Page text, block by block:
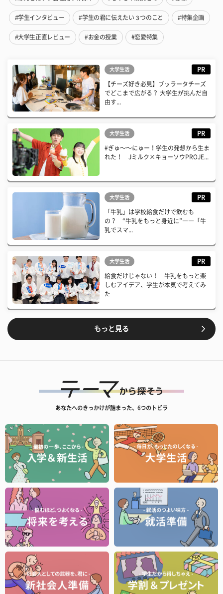
#学生インタビュー #学生の君に伝えたい３つのこと #特集企画
#大学生正直レビュー #お金の授業 #恋愛特集
大学生活 PR
【チーズ好き必見】ブッラータチーズ
でどこまで広がる？ 大学生が挑んだ自
由す...
大学生活 PR
#ぎゅ〜〜にゅー！学生の発想から生ま
れた！ Jミルク×キョーソウPROJE...
大学生活 PR
「牛乳」は学校給食だけで飲むも
の？ “牛乳をもっと身近に”――「牛
乳でスマ...
大学生活 PR
給食だけじゃない！ 牛乳をもっと楽
しむアイデア、学生が本気で考えてみ
た
もっと見る
あなたへのきっかけが詰まった、6つのトビラ